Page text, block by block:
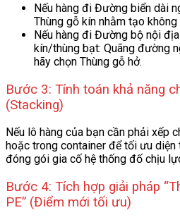
Nếu hàng đi Đường biển dài
Thùng gỗ kín nhằm tạo không
Nếu hàng đi Đường bộ nội
kín/thùng bạt: Quãng đường
hãy chọn Thùng gỗ hở.
Bước 3: Tính toán khả năng
(Stacking)
Nếu lô hàng của bạn cần phải xếp
hoặc trong container để tối ưu diện
đóng gói gia cố hệ thống đố chịu
Bước 4: Tích hợp giải pháp
PE” (Điểm mới tối ưu)